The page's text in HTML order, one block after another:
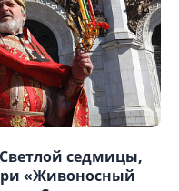
Светлой седмицы,
«Живоносный